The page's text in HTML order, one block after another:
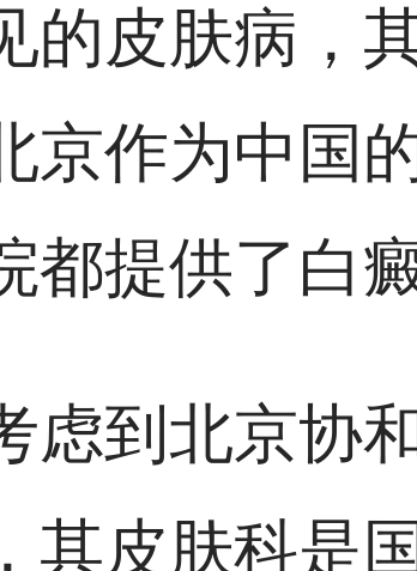
的皮肤病，
京作为中国
都提供了白
虑到北京协
其皮肤科是